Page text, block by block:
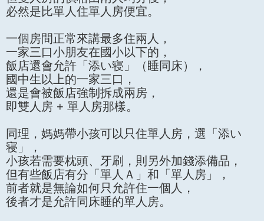
必然是比單人住單人房便宜。
一個房間正常來講最多住兩人，
一家三口小朋友在國小以下的，
飯店還會允許「添い寝」（睡同床），
國中生以上的一家三口，
還是會被飯店強制拆成兩房，
即雙人房 + 單人房那樣。
同理，媽媽帶小孩可以只住單人房，選「添い
寝」，
小孩若需要枕頭、牙刷，則另外加錢添備品，
但有些飯店有分「單人Ａ」和「單人房」，
前者就是無論如何只允許住一個人，
後者才是允許同床睡的單人房。